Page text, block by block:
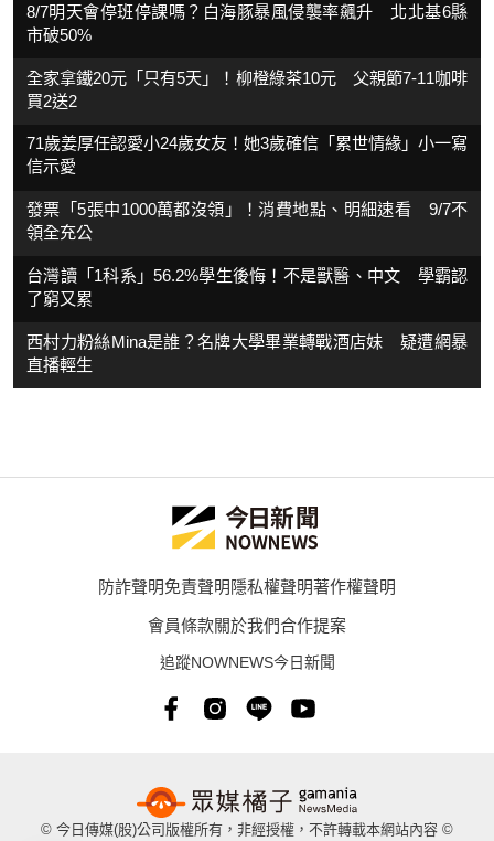
8/7明天會停班停課嗎？白海豚暴風侵襲率飆升 北北基6縣
市破50%
全家拿鐵20元「只有5天」！柳橙綠茶10元 父親節7-11咖啡
買2送2
71歲姜厚任認愛小24歲女友！她3歲確信「累世情緣」小一寫
信示愛
發票「5張中1000萬都沒領」！消費地點、明細速看 9/7不
領全充公
台灣讀「1科系」56.2%學生後悔！不是獸醫、中文 學霸認
了窮又累
西村力粉絲Mina是誰？名牌大學畢業轉戰酒店妹 疑遭網暴
直播輕生
防詐聲明免責聲明隱私權聲明著作權聲明
會員條款關於我們合作提案
追蹤NOWNEWS今日新聞
© 今日傳媒(股)公司版權所有，非經授權，不許轉載本網站內容 ©